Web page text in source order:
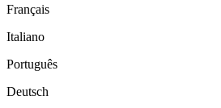
Français
Italiano
Português
Deutsch